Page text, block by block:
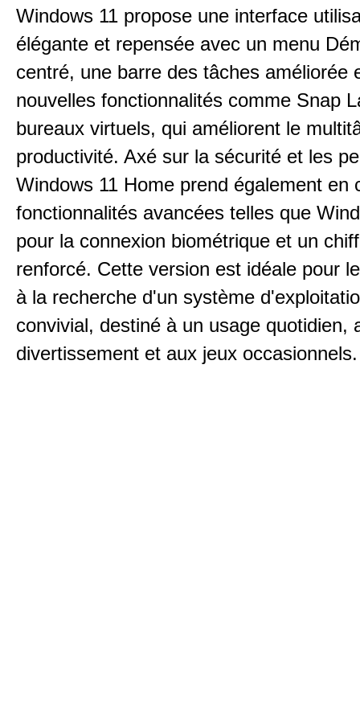
Windows 11 propose une interface
élégante et repensée avec un menu
centré, une barre des tâches améliorée
nouvelles fonctionnalités comme Snap
bureaux virtuels, qui améliorent le
productivité. Axé sur la sécurité et les
Windows 11 Home prend également en
fonctionnalités avancées telles que
pour la connexion biométrique et un
renforcé. Cette version est idéale pour
à la recherche d'un système
convivial, destiné à un usage quotidien,
divertissement et aux jeux occasionnels.